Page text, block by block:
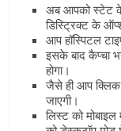
अब आपको स्‍टेट
डिस्ट्रिक्‍ट के
आप हॉस्पिटल
इसके बाद कैप्‍चा
होगा।
जैसे ही आप
जाएगी।
लिस्‍ट को